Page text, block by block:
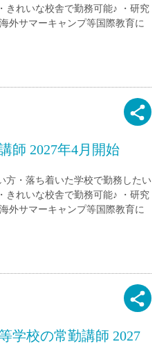
きれいな校舎で勤務可能♪ ・研究
外サマーキャンプ等国際教育に
師 2027年4月開始
方・落ち着いた学校で勤務したい
きれいな校舎で勤務可能♪ ・研究
外サマーキャンプ等国際教育に
学校の常勤講師 2027